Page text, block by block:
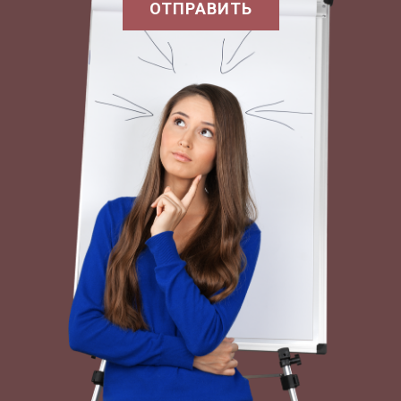
утилитаризме действия в качестве моральных
или аморальных в зависимости от того,
вызовут ли они большее возрастание добра для
всех в особенной ситуации». В утилитаризме
правила, представленном Дж.Эрмсоном,
Р.Брандтом, под действием понимаются уже
типичные действия, совершаемые в сходных
ситуациях, попадающих под действие правил,
разрешающих данную ситуацию за счёт того,
что предлагаются некоторые образцы или
устанавливаются необходимые запреты.
Утилитаризм правила оценивает с точки
зрения возрастания общего счастья законы,
вводимые в обществе.
Философы, работающие в данном направлении,
полагают, что они преодолевают основной
ОТПРАВИТЬ